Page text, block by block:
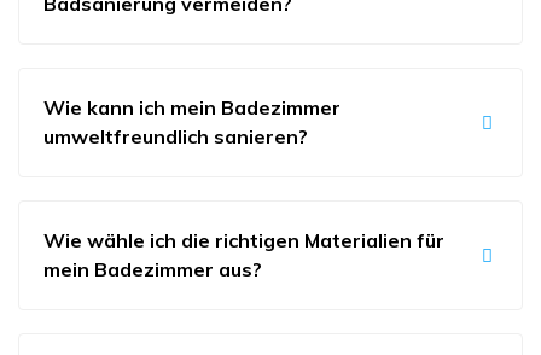
Wie kann ich mein Badezimmer
umweltfreundlich sanieren?
Wie wähle ich die richtigen Materialien für
mein Badezimmer aus?